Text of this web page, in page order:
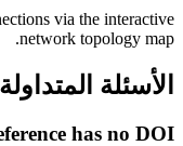
via the interactive
network topology map.
الأسئلة المتداولة
has no DOI?